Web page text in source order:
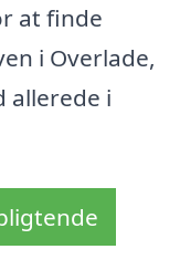
at finde
i Overlade,
allerede i